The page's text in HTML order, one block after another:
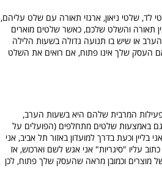
לד, שלטי ניאון, ארגזי תאורה עם שלט עליהם,
תאורה והשלט שלכם, כאשר שלטים מוארים
או שיש בו תנועה גדולה בשעות הלילה
אם העסק שלך אינו פתוח, אם רואים את השלט
המרבית שלהם היא בשעות הערב,
גם באמצעות שלטים מתחלפים (הפועלים על
וכעת בדרך למועדון באזור תל אביב, אני
עליו "סיגריות" אני אגש לשם וארכוש, אז
מוצרים וכמובן מראה שהעסק שלך פתוח, לכן